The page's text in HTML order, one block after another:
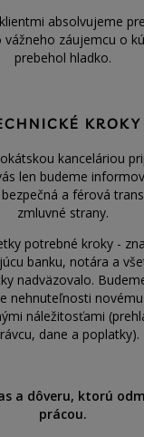
absolvujeme
vážneho záujemcu o
prebehol hladko.
KROKY
kanceláriou
len budeme
a férová
zmluvné strany.
potrebné kroky -
banku, notára a
nadväzovalo.
nehnuteľnosti
náležitosťami
dane a poplatky).
a dôveru, ktorú
prácou.